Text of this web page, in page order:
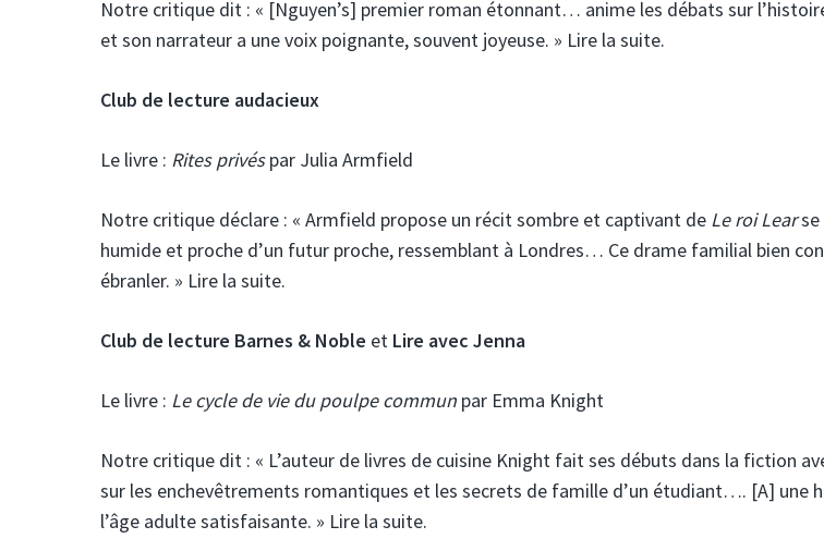
Notre critique dit : « [Nguyen’s] premier roman étonnant… anime les débats sur
et son narrateur a une voix poignante, souvent joyeuse. » Lire la suite.
Club de lecture audacieux
Le livre : Rites privéspar Julia Armfield
Notre critique déclare : « Armfield propose un récit sombre et captivant de Le roi Learse
humide et proche d’un futur proche, ressemblant à Londres… Ce drame familial bien
ébranler. » Lire la suite.
Club de lecture Barnes & Noble et Lire avec Jenna
Le livre : Le cycle de vie du poulpe commun par Emma Knight
Notre critique dit : « L’auteur de livres de cuisine Knight fait ses débuts dans la fiction
sur les enchevêtrements romantiques et les secrets de famille d’un étudiant…. [A] une
l’âge adulte satisfaisante. » Lire la suite.